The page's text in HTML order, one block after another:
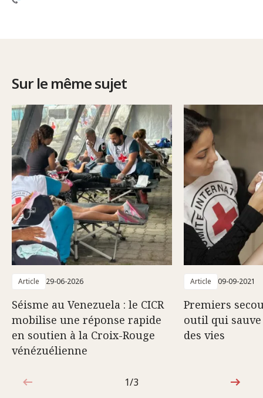
Sur le même sujet
Article 29-06-2026
Séisme au Venezuela : le CICR
mobilise une réponse rapide
en soutien à la Croix-Rouge
vénézuélienne
Article 09-09-2021
Premiers
outil qui
des vies
1sur3
1/3